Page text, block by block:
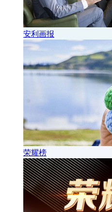
安利画报
荣耀榜